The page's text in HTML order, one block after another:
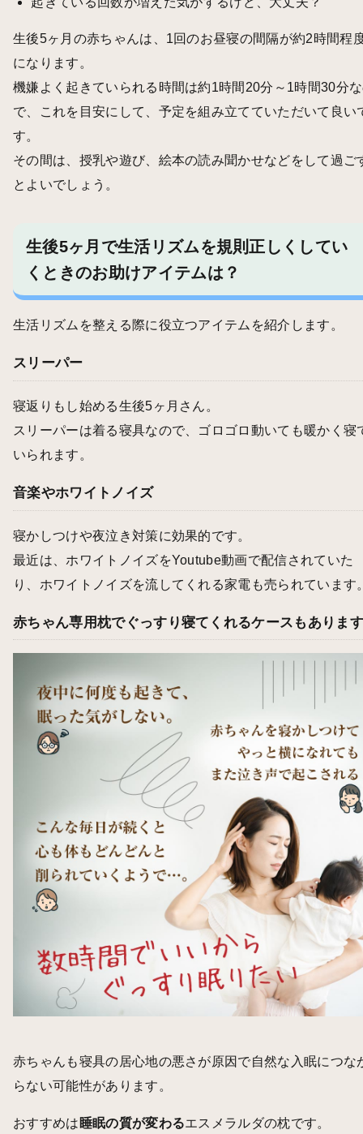
生後5ヶ月の赤ちゃんは、1回のお昼寝の間隔が約2時間程
になります。
機嫌よく起きていられる時間は約1時間20分～1時間30分
で、これを目安にして、予定を組み立てていただいて良い
す。
その間は、授乳や遊び、絵本の読み聞かせなどをして過ご
とよいでしょう。
生後5ヶ月で生活リズムを規則正しくしてい
くときのお助けアイテムは？
生活リズムを整える際に役立つアイテムを紹介します。
スリーパー
寝返りもし始める生後5ヶ月さん。
スリーパーは着る寝具なので、ゴロゴロ動いても暖かく寝
いられます。
音楽やホワイトノイズ
寝かしつけや夜泣き対策に効果的です。
最近は、ホワイトノイズをYoutube動画で配信されていた
り、ホワイトノイズを流してくれる家電も売られています
赤ちゃん専用枕でぐっすり寝てくれるケースもあります
赤ちゃんも寝具の居心地の悪さが原因で自然な入眠につな
らない可能性があります。
おすすめは 睡眠の質が変わるエスメラルダの枕です。